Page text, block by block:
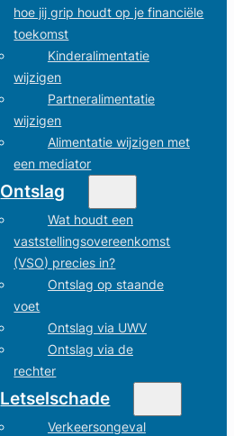
hoe jij grip houdt op je financiële
toekomst
Kinderalimentatie
wijzigen
Partneralimentatie
wijzigen
Alimentatie wijzigen met
een mediator
Ontslag
Wat houdt een
vaststellingsovereenkomst
(VSO) precies in?
Ontslag op staande
voet
Ontslag via UWV
Ontslag via de
rechter
Letselschade
Verkeersongeval